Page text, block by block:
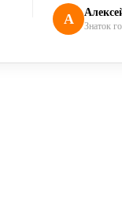
А Знаток